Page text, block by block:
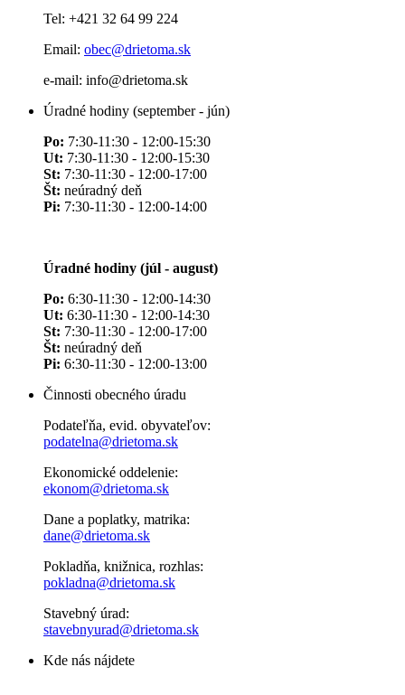
Tel: +421 32 64 99 224
Email: obec@drietoma.sk
e-mail: info@drietoma.sk
Úradné hodiny (september - jún)
Po: 7:30-11:30 - 12:00-15:30
Ut: 7:30-11:30 - 12:00-15:30
St: 7:30-11:30 - 12:00-17:00
Št: neúradný deň
Pi: 7:30-11:30 - 12:00-14:00
Úradné hodiny (júl - august)
Po: 6:30-11:30 - 12:00-14:30
Ut: 6:30-11:30 - 12:00-14:30
St: 7:30-11:30 - 12:00-17:00
Št: neúradný deň
Pi: 6:30-11:30 - 12:00-13:00
Činnosti obecného úradu
Podateľňa, evid. obyvateľov:
podatelna@drietoma.sk
Ekonomické oddelenie:
ekonom@drietoma.sk
Dane a poplatky, matrika:
dane@drietoma.sk
Pokladňa, knižnica, rozhlas:
pokladna@drietoma.sk
Stavebný úrad:
stavebnyurad@drietoma.sk
Kde nás nájdete